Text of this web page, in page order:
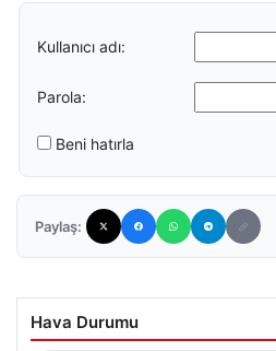
Kullanıcı adı:
Parola:
Beni hatırla
Paylaş:
Hava Durumu